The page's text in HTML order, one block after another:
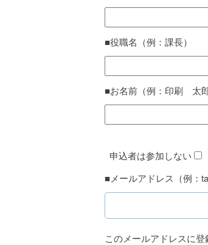
■役職名（例：課長）
■お名前（例：印刷 太
申込者は参加しない
■メールアドレス（例：
このメールアドレスに登